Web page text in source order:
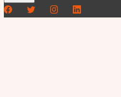
Fermer